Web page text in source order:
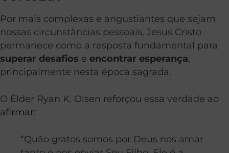
Por mais complexas e angustiantes que sejam
nossas circunstâncias pessoais, Jesus Cristo
permanece como a resposta fundamental para
superar desafios e encontrar esperança,
principalmente nesta época sagrada.
O Élder Ryan K. Olsen reforçou essa verdade ao
afirmar:
“Quão gratos somos por Deus nos amar